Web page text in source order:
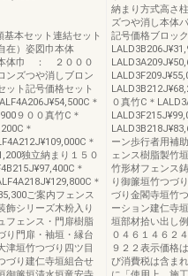
基本セット連結セット
在）姿図巾本体
体巾 ： ２０００
ンズつや消しブロン
ット記号価格セット
＊
９００真竹C＊
＊
＊
独立納まり１５０
＊
＊
ご案内フェンス
飾シリーズ木粉入り
フェンス・門扉樹脂
り門扉・袖垣・縁台
津垣竹つづり四ツ目
づり建仁寺垣組合せ
納まり方式高さ
ズつや消し本体
記号価格ブロッ
０真竹C＊
ーン歩行者用補
ェンス樹脂製竹
竹形材フェンス
り御簾垣竹つづ
づり金閣寺垣竹
ーション建仁寺
垣部材拾い出し
０４６１４６２
９２２表示価格
び消費税は含ま